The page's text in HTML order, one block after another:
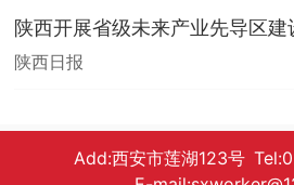
陕西开展省级未来产业先导区建
陕西日报
Add:西安市莲湖123号